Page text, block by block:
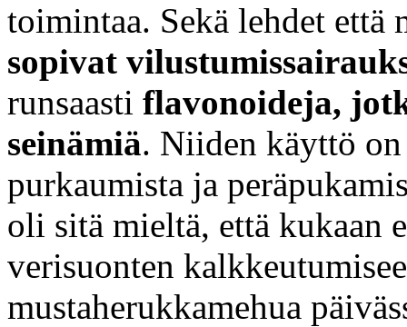
toimintaa. Sekä lehdet että
sopivat
runsaasti flavonoideja,
seinämiä. Niiden käyttö
purkaumista ja
oli sitä mieltä, että kukaan
verisuonten
mustaherukkamehua